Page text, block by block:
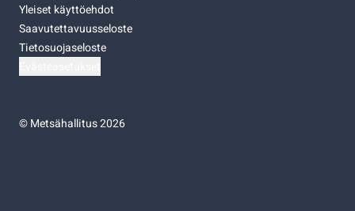
Yleiset käyttöehdot
Saavutettavuusseloste
Tietosuojaseloste
©Metsähallitus 2026